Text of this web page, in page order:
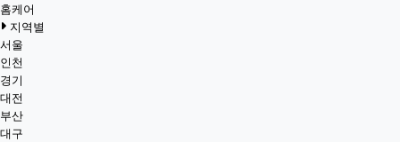
홈케어
지역별
서울
인천
경기
대전
부산
대구